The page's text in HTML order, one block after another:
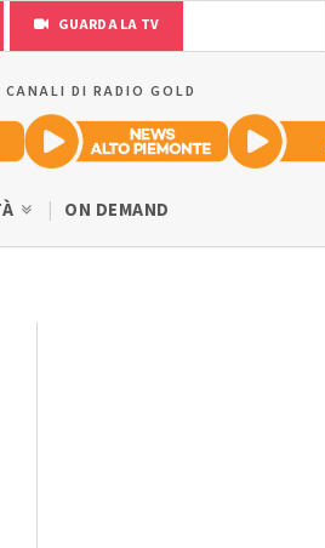
GUARDA LA TV
DI RADIO GOLD
ON DEMAND